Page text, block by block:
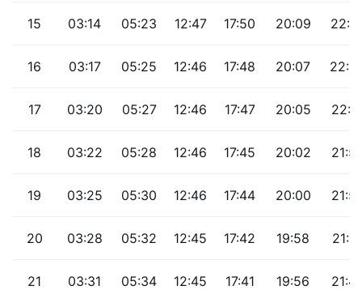
15 03:14 05:23 12:47 17:50 20:09
16 03:17 05:25 12:46 17:48 20:07
17 03:20 05:27 12:46 17:47 20:05
18 03:22 05:28 12:46 17:45 20:02
19 03:25 05:30 12:46 17:44 20:00
20 03:28 05:32 12:45 17:42 19:58 21:51
21 03:31 05:34 12:45 17:41 19:56